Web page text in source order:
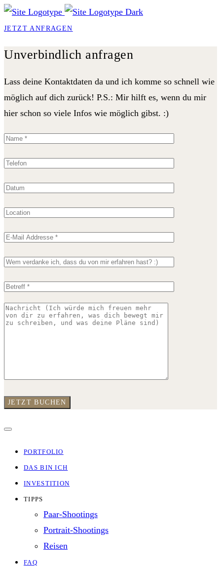
JETZT ANFRAGEN
Unverbindlich anfragen
Lass deine Kontaktdaten da und ich komme so schnell wie
möglich auf dich zurück! P.S.: Mir hilft es, wenn du mir
hier schon so viele Infos wie möglich gibst. :)
PORTFOLIO
DAS BIN ICH
INVESTITION
TIPPS
Paar-Shootings
Portrait-Shootings
Reisen
FAQ